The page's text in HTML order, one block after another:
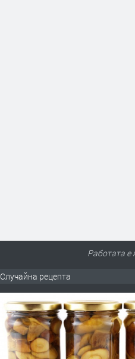
Работата е
Случайна рецепта